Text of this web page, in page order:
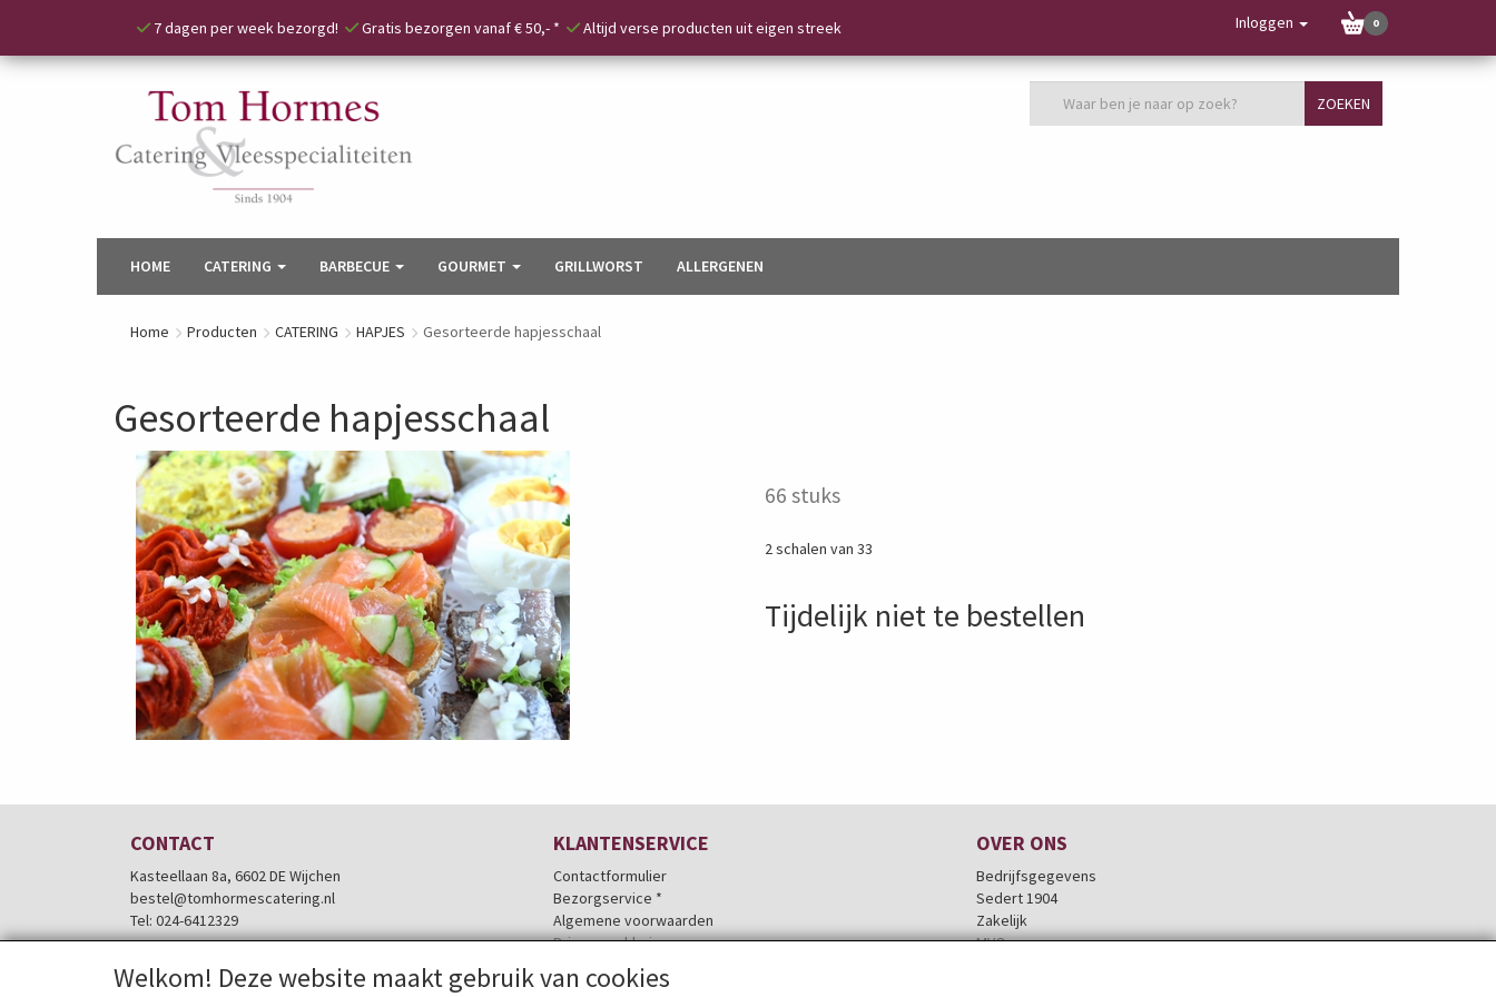
7 dagen per week bezorgd! Gratis bezorgen vanaf € 50,- * Altijd verse producten uit eigen streek Inloggen 0
ZOEKEN
HOME CATERING BARBECUE GOURMET GRILLWORST ALLERGENEN
Home Producten CATERING HAPJES Gesorteerde hapjesschaal
Gesorteerde hapjesschaal
66 stuks
2 schalen van 33
Tijdelijk niet te bestellen
CONTACT
Kasteellaan 8a, 6602 DE Wijchen
bestel@tomhormescatering.nl
Tel: 024-6412329
KLANTENSERVICE
Contactformulier
Bezorgservice *
Algemene voorwaarden
Privacyverklaring
Herroepingslink aanvragen
OVER ONS
Bedrijfsgegevens
Sedert 1904
Zakelijk
MVO
Welkom! Deze website maakt gebruik van cookies